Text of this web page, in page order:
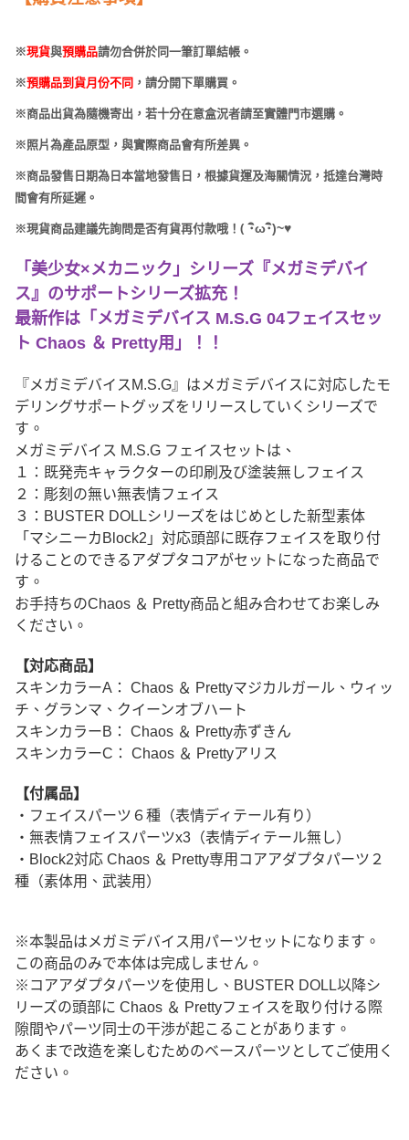
※現貨與預購品請勿合併於同一筆訂單結帳。
※預購品到貨月份不同 ，請分開下單購買。
※商品出貨為隨機寄出，若十分在意盒況者請至實體門市選購。
※照片為產品原型，與實際商品會有所差異。
※商品發售日期為日本當地發售日，根據貨運及海關情況，抵達台灣時
間會有所延遲。
※現貨商品建議先詢問是否有貨再付款哦！ (･ω･)~♥
「美少女×メカニック」シリーズ『メガミデバイ
ス』のサポートシリーズ拡充！
最新作は「メガミデバイス M.S.G 04フェイスセッ
ト Chaos ＆ Pretty用 」！！
『メガミデバイスM.S.G』はメガミデバイスに対応したモ
デリングサポートグッズをリリースしていくシリーズで
す。
メガミデバイス M.S.G フェイスセットは、
１：既発売キャラクターの印刷及び塗装無しフェイス
２：彫刻の無い無表情フェイス
３：BUSTER DOLLシリーズをはじめとした新型素体
「マシニーカBlock2」対応頭部に既存フェイスを取り付
けることのできるアダプタコアがセットになった商品で
す。
お手持ちのChaos ＆ Pretty商品と組み合わせてお楽しみ
ください。
【対応商品】
スキンカラーA： Chaos ＆ Prettyマジカルガール、ウィッ
チ、グランマ、クイーンオブハート
スキンカラーB： Chaos ＆ Pretty赤ずきん
スキンカラーC： Chaos ＆ Prettyアリス
【付属品】
・フェイスパーツ６種（表情ディテール有り）
・無表情フェイスパーツx3（表情ディテール無し）
・Block2対応 Chaos ＆ Pretty専用コアアダプタパーツ２
種（素体用、武装用）
※本製品はメガミデバイス用パーツセットになります。
この商品のみで本体は完成しません。
※コアアダプタパーツを使用し、BUSTER DOLL以降シ
リーズの頭部に Chaos ＆ Prettyフェイスを取り付ける際
隙間やパーツ同士の干渉が起こることがあります。
あくまで改造を楽しむためのベースパーツとしてご使用く
ださい。